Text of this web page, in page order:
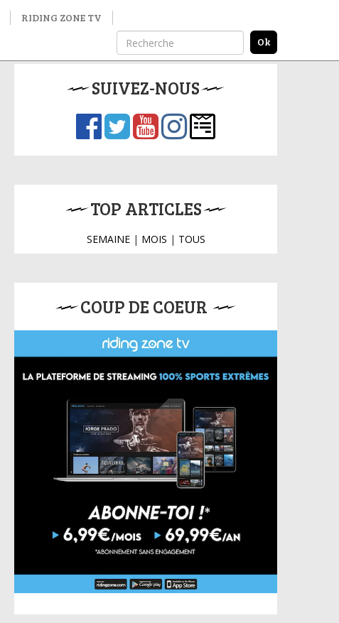
RIDING ZONE TV
SUIVEZ-NOUS
TOP ARTICLES
SEMAINE| MOIS | TOUS
COUP DE COEUR